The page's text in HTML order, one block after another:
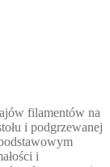
filamentów na
i podgrzewanej
i